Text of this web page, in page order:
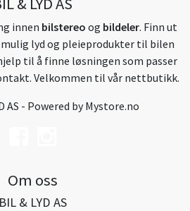
innen bilstereo og bildeler. Finn ut
mulig lyd og pleieprodukter til bilen
til å finne løsningen som passer
Velkommen til vår nettbutikk.
AS - Powered byMystore.no
Om oss
BIL & LYD AS